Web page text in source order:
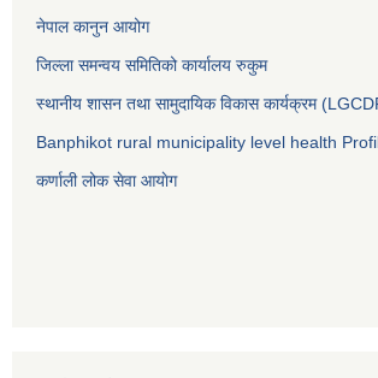
नेपाल कानुन आयोग
जिल्ला समन्वय समितिको कार्यालय रुकुम
स्थानीय शासन तथा सामुदायिक विकास कार्यक्रम
Banphikot rural municipality level health
कर्णाली लोक सेवा आयाेग